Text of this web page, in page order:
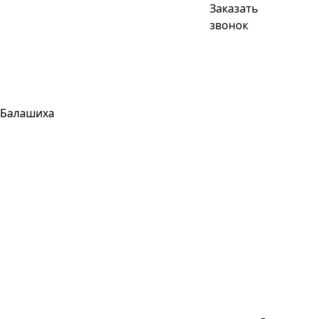
Балашиха
Заказать
звонок